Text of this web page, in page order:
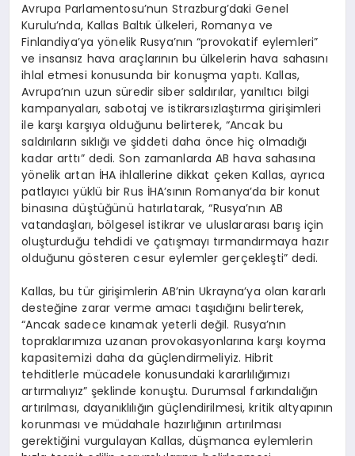
Avrupa Parlamentosu’nun Strazburg’daki Genel
Kurulu’nda, Kallas Baltık ülkeleri, Romanya ve
Finlandiya’ya yönelik Rusya’nın “provokatif eylemleri”
ve insansız hava araçlarının bu ülkelerin hava sahasını
ihlal etmesi konusunda bir konuşma yaptı. Kallas,
Avrupa’nın uzun süredir siber saldırılar, yanıltıcı bilgi
kampanyaları, sabotaj ve istikrarsızlaştırma girişimleri
ile karşı karşıya olduğunu belirterek, “Ancak bu
saldırıların sıklığı ve şiddeti daha önce hiç olmadığı
kadar arttı” dedi. Son zamanlarda AB hava sahasına
yönelik artan İHA ihlallerine dikkat çeken Kallas, ayrıca
patlayıcı yüklü bir Rus İHA’sının Romanya’da bir konut
binasına düştüğünü hatırlatarak, “Rusya’nın AB
vatandaşları, bölgesel istikrar ve uluslararası barış için
oluşturduğu tehdidi ve çatışmayı tırmandırmaya hazır
olduğunu gösteren cesur eylemler gerçekleşti” dedi.
Kallas, bu tür girişimlerin AB’nin Ukrayna’ya olan kararlı
desteğine zarar verme amacı taşıdığını belirterek,
“Ancak sadece kınamak yeterli değil. Rusya’nın
topraklarımıza uzanan provokasyonlarına karşı koyma
kapasitemizi daha da güçlendirmeliyiz. Hibrit
tehditlerle mücadele konusundaki kararlılığımızı
artırmalıyız” şeklinde konuştu. Durumsal farkındalığın
artırılması, dayanıklılığın güçlendirilmesi, kritik altyapının
korunması ve müdahale hazırlığının artırılması
gerektiğini vurgulayan Kallas, düşmanca eylemlerin